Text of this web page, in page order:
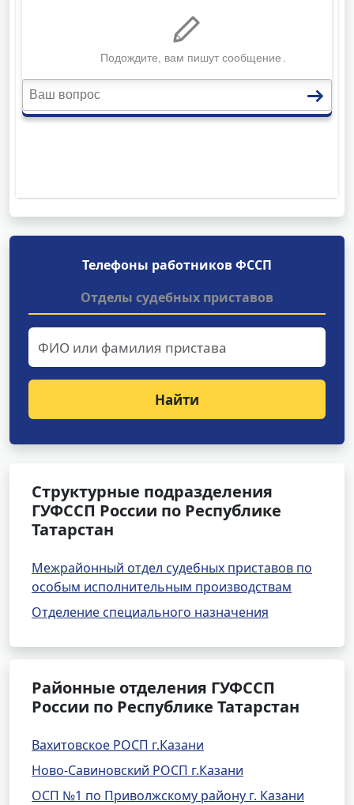
Телефоны работников ФССП
Отделы судебных приставов
Найти
Структурные подразделения
ГУФССП России по Республике
Татарстан
Межрайонный отдел судебных приставов по
особым исполнительным производствам
Отделение специального назначения
Районные отделения ГУФССП
России по Республике Татарстан
Вахитовское РОСП г.Казани
Ново-Савиновский РОСП г.Казани
ОСП №1 по Приволжскому району г. Казани